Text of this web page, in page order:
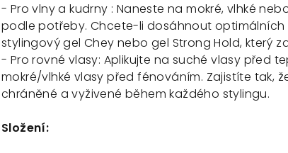
- Pro vlny a kudrny : Naneste na mokré, vlhké
podle potřeby. Chcete-li dosáhnout optimálních
stylingový gel Chey nebo gel Strong Hold, který
- Pro rovné vlasy: Aplikujte na suché vlasy před
mokré/vlhké vlasy před fénováním. Zajistíte tak,
chráněné a vyživené během každého stylingu.
Složení: